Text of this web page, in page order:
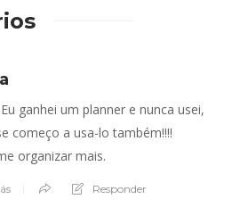
ganhei um planner e nunca usei,
começo a usa-lo também!!!!
organizar mais.
Responder